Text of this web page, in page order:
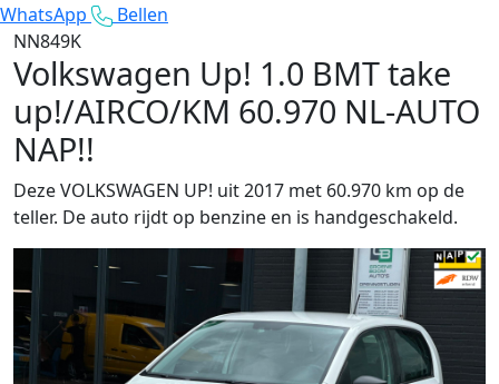
WhatsApp
Bellen
NN849K
Volkswagen Up! 1.0 BMT take
up!/AIRCO/KM 60.970 NL-AUTO
NAP!!
Deze VOLKSWAGEN UP! uit 2017 met 60.970 km op de
teller. De auto rijdt op benzine en is handgeschakeld.